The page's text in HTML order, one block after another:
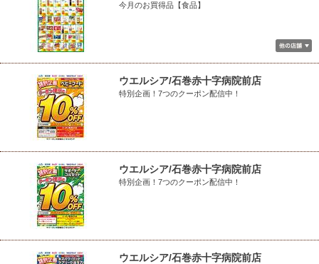
今月のお買得品【食品】
ウエルシア/石巻赤十字病院前店
特別企画！7つのクーポン配信中！
ウエルシア/石巻赤十字病院前店
特別企画！7つのクーポン配信中！
ウエルシア/石巻赤十字病院前店